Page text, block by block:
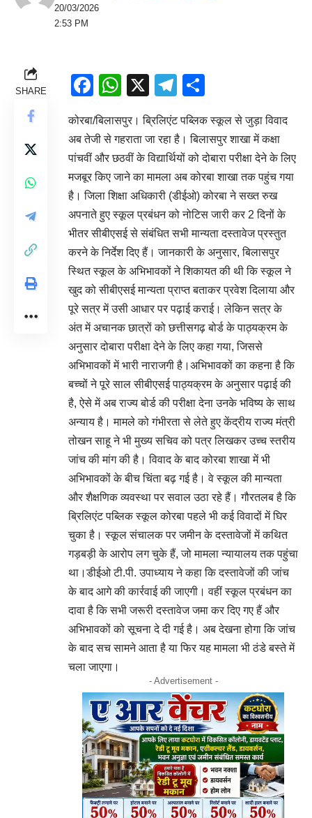
20/03/2026
2:53 PM
SHARE Facebook
WhatsApp
X Telegram
कोरबा/बिलासपुर। ब्रिलिएंट पब्लिक स्कूल से जुड़ा विवाद
अब तेजी से गहराता जा रहा है। बिलासपुर शाखा में कक्षा
पांचवीं और छठवीं के विद्यार्थियों को दोबारा परीक्षा देने के लिए
मजबूर किए जाने का मामला अब कोरबा शाखा तक पहुंच गया
है। जिला शिक्षा अधिकारी (डीईओ) कोरबा ने सख्त रुख
अपनाते हुए स्कूल प्रबंधन को नोटिस जारी कर 2 दिनों के
भीतर सीबीएसई से संबंधित सभी मान्यता दस्तावेज प्रस्तुत
करने के निर्देश दिए हैं। जानकारी के अनुसार, बिलासपुर
स्थित स्कूल के अभिभावकों ने शिकायत की थी कि स्कूल ने
खुद को सीबीएसई मान्यता प्राप्त बताकर प्रवेश दिलाया और
पूरे सत्र में उसी आधार पर पढ़ाई कराई। लेकिन सत्र के
अंत में अचानक छात्रों को छत्तीसगढ़ बोर्ड के पाठ्यक्रम के
अनुसार दोबारा परीक्षा देने के लिए कहा गया, जिससे
अभिभावकों में भारी नाराजगी है।अभिभावकों का कहना है कि
बच्चों ने पूरे साल सीबीएसई पाठ्यक्रम के अनुसार पढ़ाई की
है, ऐसे में अब राज्य बोर्ड की परीक्षा देना उनके भविष्य के साथ
अन्याय है। मामले को गंभीरता से लेते हुए केंद्रीय राज्य मंत्री
तोखन साहू ने भी मुख्य सचिव को पत्र लिखकर उच्च स्तरीय
जांच की मांग की है। विवाद के बाद कोरबा शाखा में भी
अभिभावकों के बीच चिंता बढ़ गई है। वे स्कूल की मान्यता
और शैक्षणिक व्यवस्था पर सवाल उठा रहे हैं। गौरतलब है कि
ब्रिलिएंट पब्लिक स्कूल कोरबा पहले भी कई विवादों में घिर
चुका है। स्कूल संचालक पर जमीन के दस्तावेजों में कथित
गड़बड़ी के आरोप लग चुके हैं, जो मामला न्यायालय तक पहुंचा
था।डीईओ टी.पी. उपाध्याय ने कहा कि दस्तावेजों की जांच
के बाद आगे की कार्रवाई की जाएगी। वहीं स्कूल प्रबंधन का
दावा है कि सभी जरूरी दस्तावेज जमा कर दिए गए हैं और
अभिभावकों को सूचना दे दी गई है। अब देखना होगा कि जांच
के बाद सच सामने आता है या फिर यह मामला भी ठंडे बस्ते में
चला जाएगा।
- Advertisement -